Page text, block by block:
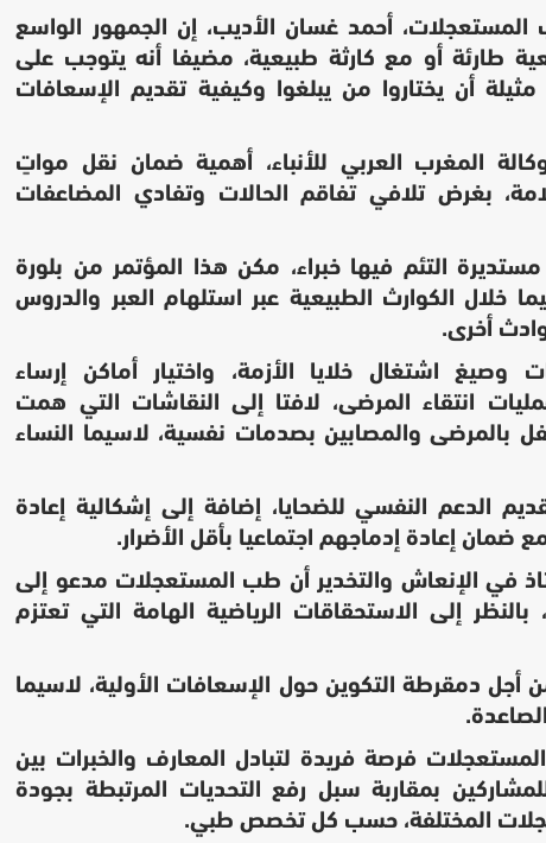
أحمد غسان الأديب، إن الجمهور الواسع
طارئة أو مع كارثة طبيعية، مضيفا أنه يتوجب على
أن يختاروا من يبلغوا وكيفية تقديم الإسعافات
المغرب العربي للأنباء، أهمية ضمان نقل مواتٍ
بغرض تلافي تفاقم الحالات وتفادي المضاعفات
التئم فيها خبراء، مكن هذا المؤتمر من بلورة
خلال الكوارث الطبيعية عبر استلهام العبر والدروس
أخرى.
وصيغ اشتغال خلايا الأزمة، واختيار أماكن إرساء
انتقاء المرضى، لافتا إلى النقاشات التي همت
بالمرضى والمصابين بصدمات نفسية، لاسيما النساء
الدعم النفسي للضحايا، إضافة إلى إشكالية إعادة
إعادة إدماجهم اجتماعيا بأقل الأضرار.
في الإنعاش والتخدير أن طب المستعجلات مدعو إلى
إلى الاستحقاقات الرياضية الهامة التي تعتزم
أجل دمقرطة التكوين حول الإسعافات الأولية، لاسيما
فرصة فريدة لتبادل المعارف والخبرات بين
بمقاربة سبل رفع التحديات المرتبطة بجودة
المختلفة، حسب كل تخصص طبي.